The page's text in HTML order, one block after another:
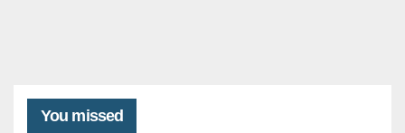
You missed